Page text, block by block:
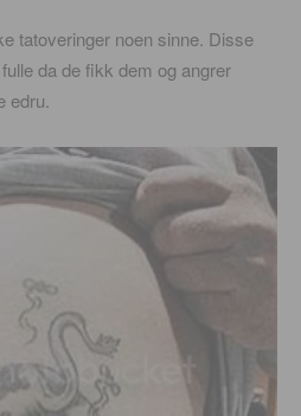
tatoveringer noen sinne. Disse
da de fikk dem og angrer
edru.